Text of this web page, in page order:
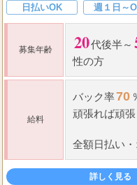
週１日～
募集年齢 20代後半～
性の方
頑張れば頑
全額日払い・